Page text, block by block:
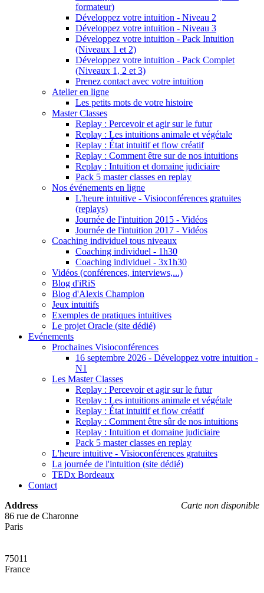
formateur)
Développez votre intuition - Niveau 2
Développez votre intuition - Niveau 3
Développez votre intuition - Pack Intuition
(Niveaux 1 et 2)
Développez votre intuition - Pack Complet
(Niveaux 1, 2 et 3)
Prenez contact avec votre intuition
Atelier en ligne
Les petits mots de votre histoire
Master Classes
Replay : Percevoir et agir sur le futur
Replay : Les intuitions animale et végétale
Replay : État intuitif et flow créatif
Replay : Comment être sur de nos intuitions
Replay : Intuition et domaine judiciaire
Pack 5 master classes en replay
Nos événements en ligne
L'heure intuitive - Visioconférences gratuites
(replays)
Journée de l'intuition 2015 - Vidéos
Journée de l'intuition 2017 - Vidéos
Coaching individuel tous niveaux
Coaching individuel - 1h30
Coaching individuel - 3x1h30
Vidéos (conférences, interviews,...)
Blog d'iRiS
Blog d'Alexis Champion
Jeux intuitifs
Exemples de pratiques intuitives
Le projet Oracle (site dédié)
Evénements
Prochaines Visioconférences
16 septembre 2026 - Développez votre intuition -
N1
Les Master Classes
Replay : Percevoir et agir sur le futur
Replay : Les intuitions animale et végétale
Replay : État intuitif et flow créatif
Replay : Comment être sûr de nos intuitions
Replay : Intuition et domaine judiciaire
Pack 5 master classes en replay
L'heure intuitive - Visioconférences gratuites
La journée de l'intuition (site dédié)
TEDx Bordeaux
Contact
Carte non disponible
Address
86 rue de Charonne
Paris
75011
France